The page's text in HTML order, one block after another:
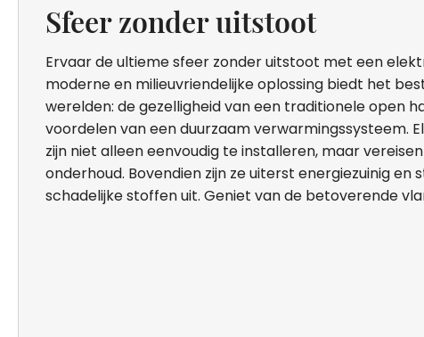
Sfeer zonder uitstoot
Ervaar de ultieme sfeer zonder uitstoot met een
moderne en milieuvriendelijke oplossing biedt het
werelden: de gezelligheid van een traditionele open
voordelen van een duurzaam verwarmingssysteem.
zijn niet alleen eenvoudig te installeren, maar
onderhoud. Bovendien zijn ze uiterst energiezuinig en
schadelijke stoffen uit. Geniet van de betoverende